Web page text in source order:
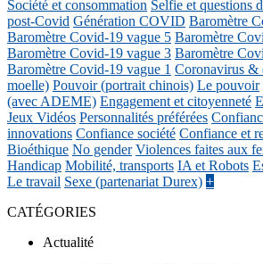
Société et consommation Selfie et questions
post-Covid Génération COVID Baromètre
Baromètre Covid-19 vague 5 Baromètre
Baromètre Covid-19 vague 3 Baromètre
Baromètre Covid-19 vague 1 Coronavirus &
moelle) Pouvoir (portrait chinois) Le pouvoir
(avec ADEME) Engagement et citoyenneté
Jeux Vidéos Personnalités préférées
innovations Confiance société Confiance et
Bioéthique No gender Violences faites aux
Handicap Mobilité, transports IA et Robots
Le travail Sexe (partenariat Durex) +
CATÉGORIES
Actualité